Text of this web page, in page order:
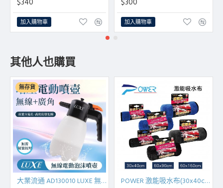
$340
加入購物車
$300
加入購物車
其他人也購買
無存貨
大業流通 AD130010 LUXE 無線電動泡沫噴壺(1.7L) POWER 激能吸水布(30x40cm/60x90cm/60x160cm)